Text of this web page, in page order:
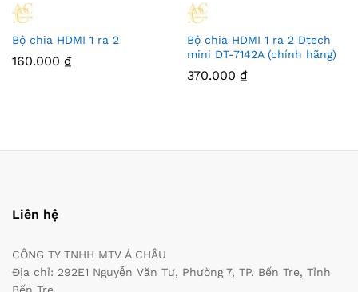
Bộ chia HDMI 1 ra 2
160.000 ₫
Bộ chia HDMI 1 ra 2 Dtech
mini DT-7142A (chính hãng)
370.000 ₫
Liên hệ
CÔNG TY TNHH MTV Á CHÂU
Địa chỉ: 292E1 Nguyễn Văn Tư, Phường 7, TP. Bến Tre, Tỉnh